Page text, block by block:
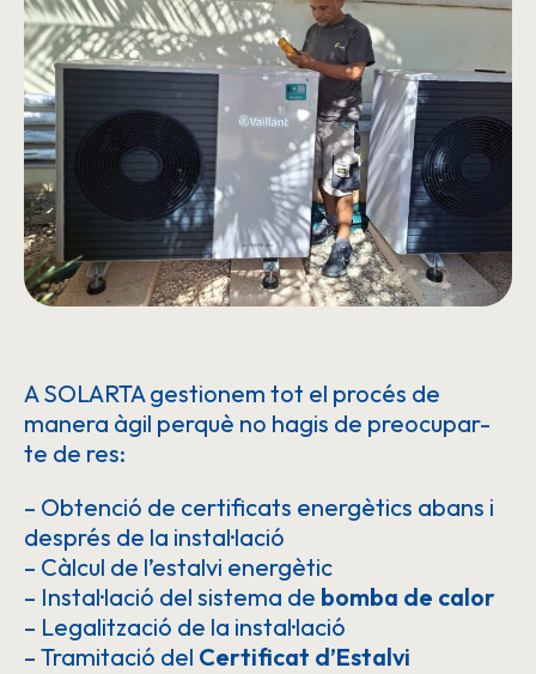
A SOLARTA gestionem tot el procés de
manera àgil perquè no hagis de preocupar-
te de res:
– Obtenció de certificats energètics abans i
després de la instal·lació
– Càlcul de l’estalvi energètic
– Instal·lació del sistema de bomba de calor
– Legalització de la instal·lació
– Tramitació del Certificat d’Estalvi